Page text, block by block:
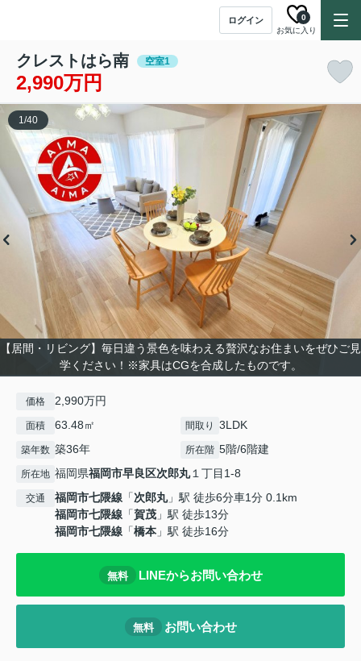
ログイン
お気に入り
0
クレストはら南 空室1
2,990万円
【居間・リビング】毎日違う景色を味わえる贅沢なお住まいをぜひご見
学ください！※家具はCGを合成したものです。
1/40
価格 2,990万円
面積 63.48㎡ 間取り 3LDK
築年数 築36年 所在階 5階/6階建
所在地 福岡県福岡市早良区次郎丸１丁目1-8
交通 福岡市七隈線 「次郎丸」駅 徒歩6分車1分 0.1km
福岡市七隈線 「賀茂 」駅 徒歩13分
福岡市七隈線 「橋本 」駅 徒歩16分
無料 LINEからお問い合わせ
無料 お問い合わせ